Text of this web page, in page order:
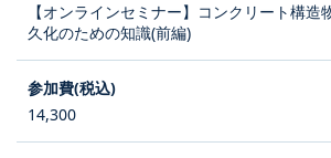
【オンラインセミナー】コンクリート構造
久化のための知識(前編)
14,300